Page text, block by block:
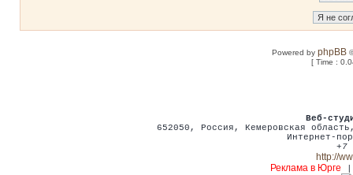
Powered byphpBB
[ Time :
Веб-
652050 ,Россия , Кемеровская
Интернет-
+7
http://
Реклама в Юрге